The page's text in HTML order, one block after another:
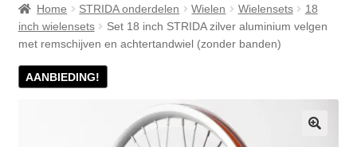
Winkel
Home STRIDA onderdelen Wielen Wielensets
18
inch wielensets
Set 18 inch STRIDA zilver aluminium velgen
met remschijven en achtertandwiel (zonder banden)
AANBIEDING!